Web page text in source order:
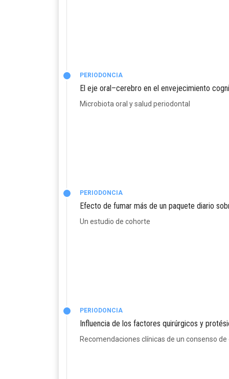
PERIODONCIA
El eje oral–cerebro en el envejecimiento
Microbiota oral y salud periodontal
PERIODONCIA
Efecto de fumar más de un paquete diario
Un estudio de cohorte
PERIODONCIA
Influencia de los factores quirúrgicos y
Recomendaciones clínicas de un consenso